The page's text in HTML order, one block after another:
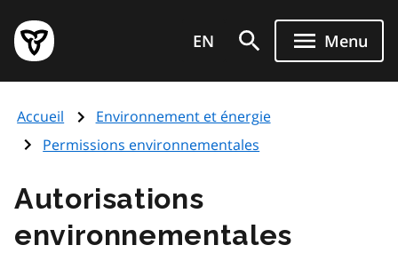
au
contenu
principal
Page
d'accueil
de
l'Ontario
EN Menu
Accueil
Environnement et énergie
Permissions environnementales
Autorisations
environnementales